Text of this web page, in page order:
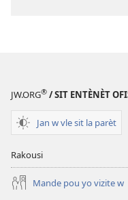
JW.ORG® / SIT ENTÈNÈT
Jan w vle sit la parèt
Rakousi
Mande pou yo vizite w